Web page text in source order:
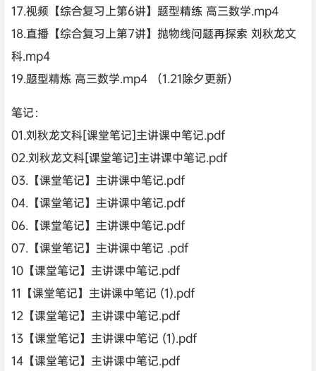
17.视频【综合复习上第6讲】题型精练 高三数学.mp4
18.直播【综合复习上第7讲】抛物线问题再探索 刘秋龙文
科.mp4
19.题型精炼 高三数学.mp4 （1.21除夕更新）
笔记：
01.刘秋龙文科[课堂笔记]主讲课中笔记.pdf
02.刘秋龙文科[课堂笔记]主讲课中笔记.pdf
03.【课堂笔记】主讲课中笔记.pdf
04.【课堂笔记】主讲课中笔记.pdf
06.【课堂笔记】主讲课中笔记.pdf
07.【课堂笔记】主讲课中笔记 .pdf
10【课堂笔记】主讲课中笔记.pdf
11【课堂笔记】主讲课中笔记 (1).pdf
12【课堂笔记】主讲课中笔记.pdf
13【课堂笔记】主讲课中笔记 (1).pdf
14【课堂笔记】主讲课中笔记.pdf